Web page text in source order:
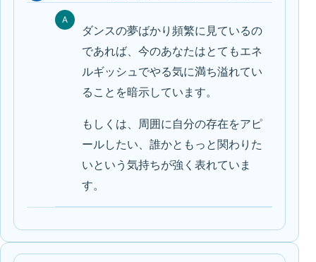
A
ダンスの夢ばかり頻繁に見ているの
であれば、今のあなたはとてもエネ
ルギッシュでやる気に満ち溢れてい
ることを暗示しています。
もしくは、周囲に自分の存在をアピ
ールしたい、誰かともっと関わりた
いという気持ちが強く表れていま
す。